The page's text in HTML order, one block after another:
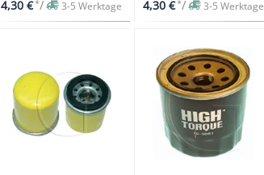
4,30 €*/ 3-5 Werktage 4,30 €*/ 3-5 Werktage